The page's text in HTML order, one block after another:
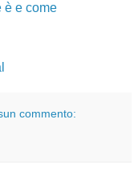
è e come
commento: